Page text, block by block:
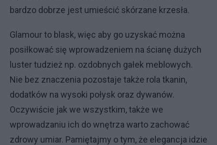
bardzo dobrze jest umieścić skórzane krzesła.
Glamour to blask, więc aby go uzyskać można
posiłkować się wprowadzeniem na ścianę dużych
luster tudzież np. ozdobnych gałek meblowych.
Nie bez znaczenia pozostaje także rola tkanin,
dodatków na wysoki połysk oraz dywanów.
Oczywiście jak we wszystkim, także we
wprowadzaniu ich do wnętrza warto zachować
zdrowy umiar. Pamiętajmy o tym, że elegancja idzie